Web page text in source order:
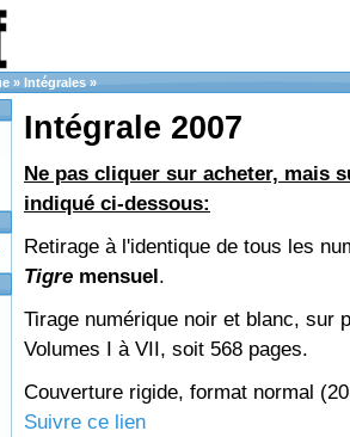
» Intégrales »
Intégrale 2007
Ne pas cliquer sur acheter, mais
indiqué ci-dessous:
Retirage à l'identique de tous les
Tigre mensuel.
Tirage numérique noir et blanc, sur
Volumes I à VII, soit 568 pages.
Couverture rigide, format normal
Suivre ce lien